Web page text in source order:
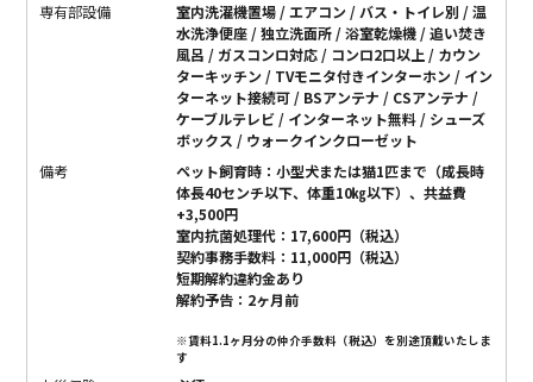
専有部設備
室内洗濯機置場 / エアコン / バス・トイレ別 / 温
水洗浄便座 / 独立洗面所 / 浴室乾燥機 / 追い焚き
風呂 / ガスコンロ対応 / コンロ2口以上 / カウン
ターキッチン / TVモニタ付きインターホン / イン
ターネット接続可 / BSアンテナ / CSアンテナ /
ケーブルテレビ / インターネット無料 / シューズ
ボックス / ウォークインクローゼット
備考
ペット飼育時：小型犬または猫1匹まで（成長時
体長40センチ以下、体重10㎏以下）、共益費
+3,500円
室内抗菌処理代：17,600円（税込）
契約事務手数料：11,000円（税込）
短期解約違約金あり
解約予告：2ヶ月前
※賃料1.1ヶ月分の仲介手数料（税込）を別途頂戴いたしま
す